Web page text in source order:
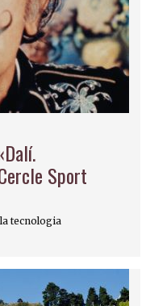
Sport
tecnologia